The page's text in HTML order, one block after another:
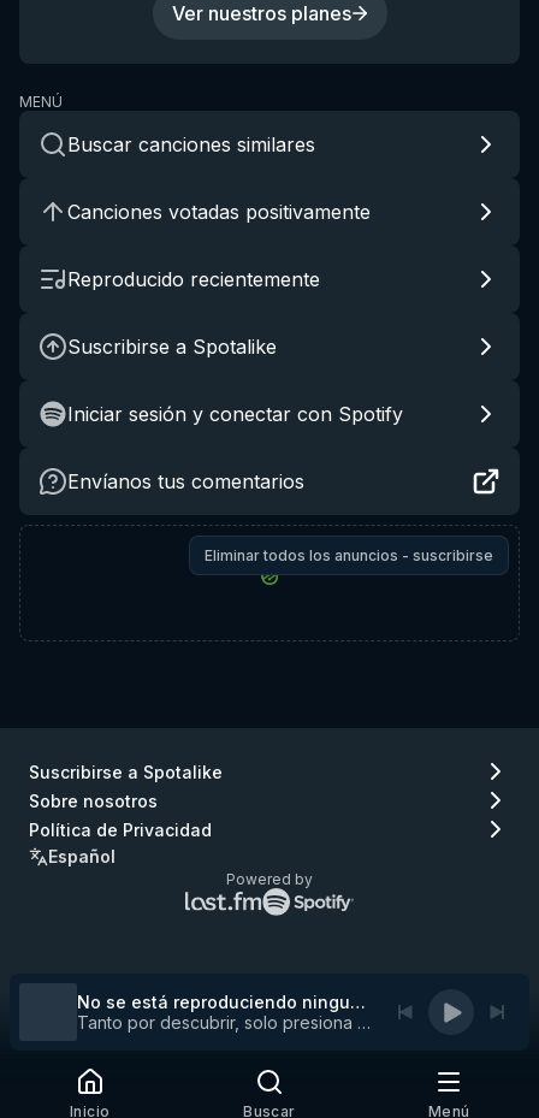
Ver nuestros planes
MENÚ
Buscar canciones similares
Canciones votadas positivamente
Reproducido recientemente
Suscribirse a Spotalike
Iniciar sesión y conectar con Spotify
Envíanos tus comentarios
Eliminar todos los anuncios - suscribirse
Suscribirse a Spotalike
Sobre nosotros
Política de Privacidad
Español
Powered by
Logo
de
a
Lastfm)
Spotify)
No se está reproduciendo ninguna pista
Tanto por descubrir, solo presiona play
Inicio Buscar Menú